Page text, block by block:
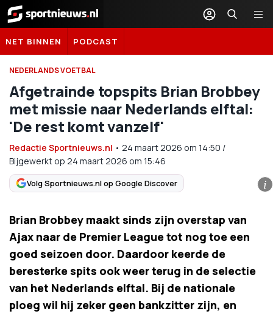
Sportnieuws.nl
NET BINNEN PODCAST
NEDERLANDS VOETBAL
Afgetrainde topspits Brian Brobbey
met missie naar Nederlands elftal:
'De rest komt vanzelf'
Redactie Sportnieuws.nl • 24 maart 2026 om 14:50 /
Bijgewerkt op 24 maart 2026 om 15:46
Volg Sportnieuws.nl op Google Discover i
Brian Brobbey maakt sinds zijn overstap van
Ajax naar de Premier League tot nog toe een
goed seizoen door. Daardoor keerde de
beresterke spits ook weer terug in de selectie
van het Nederlands elftal. Bij de nationale
ploeg wil hij zeker geen bankzitter zijn, en